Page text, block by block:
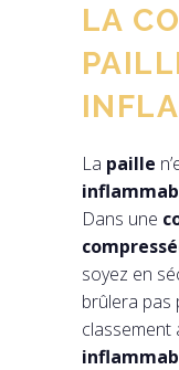
LA
La paille
Dans une
soyez en
brûlera pas
classement